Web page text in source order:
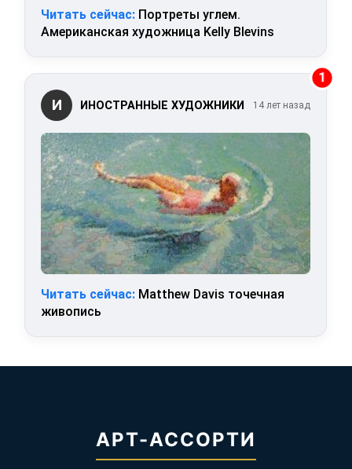
Читать сейчас: Портреты углем.
Американская художница Kelly Blevins
1
И ИНОСТРАННЫЕ ХУДОЖНИКИ 14 лет назад
Читать сейчас: Matthew Davis точечная
живопись
АРТ-АССОРТИ